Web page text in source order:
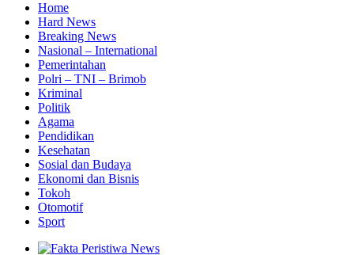
Home
Hard News
Breaking News
Nasional – International
Pemerintahan
Polri – TNI – Brimob
Kriminal
Politik
Agama
Pendidikan
Kesehatan
Sosial dan Budaya
Ekonomi dan Bisnis
Tokoh
Otomotif
Sport